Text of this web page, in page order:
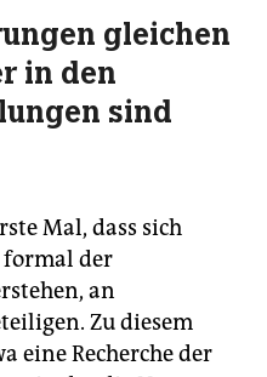
gleichen
in den
sind
Mal, dass sich
formal der
an
Zu diesem
eine Recherche der